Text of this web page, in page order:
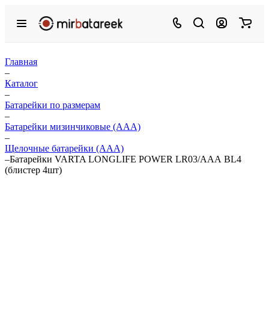
Главная
–
Каталог
–
Батарейки по размерам
–
Батарейки мизинчиковые (ААА)
–
Щелочные батарейки (ААА)
–Батарейки VARTA LONGLIFE POWER LR03/ААА BL4
(блистер 4шт)